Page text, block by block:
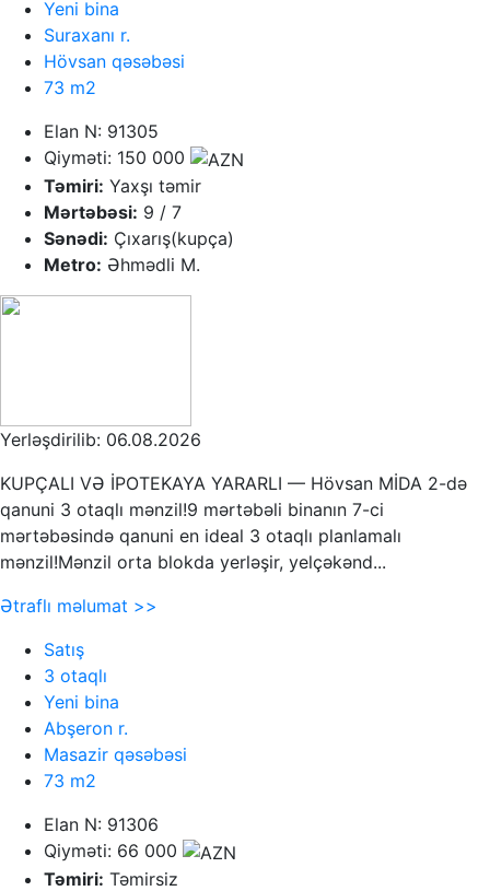
Yeni bina
Suraxanı r.
Hövsan qəsəbəsi
73 m2
Elan N: 91305
Qiyməti: 150 000
Təmiri: Yaxşı təmir
Mərtəbəsi: 9 / 7
Sənədi: Çıxarış(kupça)
Metro: Əhmədli M.
Yerləşdirilib: 06.08.2026
KUPÇALI VƏ İPOTEKAYA YARARLI — Hövsan MİDA 2-də
qanuni 3 otaqlı mənzil!9 mərtəbəli binanın 7-ci
mərtəbəsində qanuni en ideal 3 otaqlı planlamalı
mənzil!Mənzil orta blokda yerləşir, yelçəkənd...
Ətraflı məlumat >>
Satış
3 otaqlı
Yeni bina
Abşeron r.
Masazir qəsəbəsi
73 m2
Elan N: 91306
Qiyməti: 66 000
Təmiri: Təmirsiz